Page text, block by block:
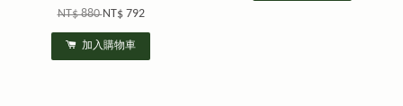
NT$ 880NT$ 792
加入購物車